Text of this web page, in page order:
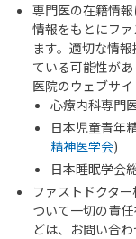
専門医の在籍情
情報をもとにフ
ます。適切な情
ている可能性が
医院のウェブサイ
心療内科専門
日本児童青年
精神医学会)
日本睡眠学会
ファストドクタ
ついて一切の責
どは、お問い合